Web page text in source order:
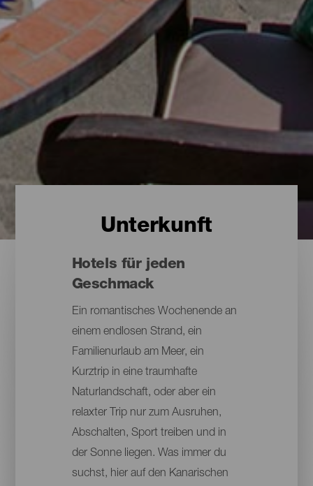
Unterkunft
Hotels für jeden
Geschmack
Ein romantisches Wochenende an
einem endlosen Strand, ein
Familienurlaub am Meer, ein
Kurztrip in eine traumhafte
Naturlandschaft, oder aber ein
relaxter Trip nur zum Ausruhen,
Abschalten, Sport treiben und in
der Sonne liegen. Was immer du
suchst, hier auf den Kanarischen